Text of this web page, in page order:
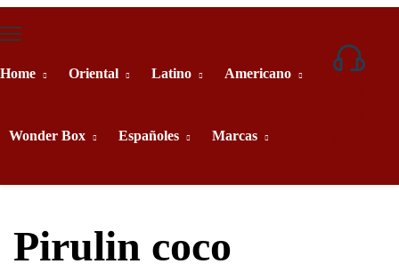
Home Oriental Latino Americano
Wonder Box Españoles Marcas
Pirulin coco